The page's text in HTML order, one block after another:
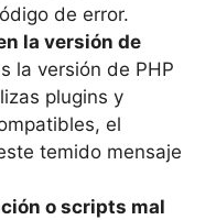
de error.
la versión de
la versión de PHP
plugins y
el
temido mensaje
o scripts mal